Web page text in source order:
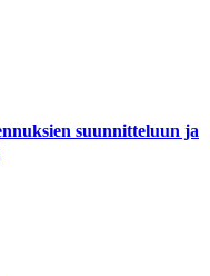
suunnitteluun ja